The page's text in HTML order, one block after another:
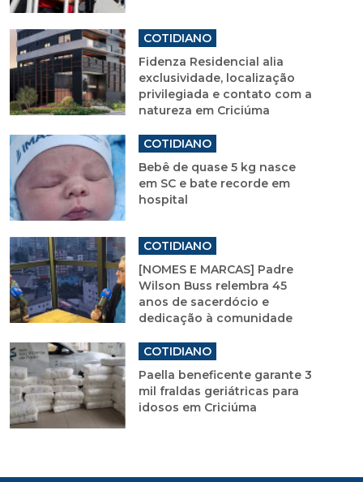
COTIDIANO
Fidenza Residencial alia
exclusividade, localização
privilegiada e contato com a
natureza em Criciúma
COTIDIANO
Bebê de quase 5 kg nasce
em SC e bate recorde em
hospital
COTIDIANO
[NOMES E MARCAS] Padre
Wilson Buss relembra 45
anos de sacerdócio e
dedicação à comunidade
COTIDIANO
Paella beneficente garante 3
mil fraldas geriátricas para
idosos em Criciúma